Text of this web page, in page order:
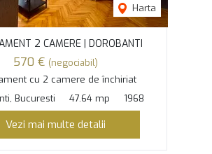
Harta
2 CAMERE | DOROBANTI
570 € (negociabil)
cu 2 camere de închiriat
Bucuresti
47.64 mp 1968
Vezi mai multe detalii